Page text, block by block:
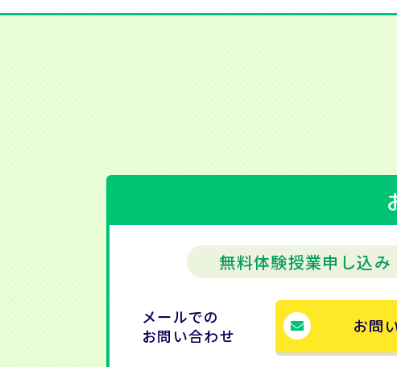
無料体験授業申し込み
メールでの
お問い合わせ
お問